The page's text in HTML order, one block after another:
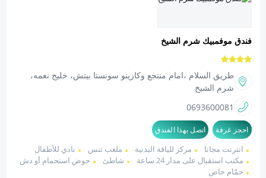
فندق موفمبيك شرم الشيخ
طريق السلام ،امام منتجع وكازينو سونستا بيتش، خليج نعمه،
شرم الشيخ
0693600081
احجز غرفة اتصل بهذا الفندق
انترنت مجانا مركز للياقة البدنية ملعب تنس
نادي للأطفال
مكتب استقبال على مدار 24 ساعة
شاطئ
حوض استحمام أو دش
حمّام خاص